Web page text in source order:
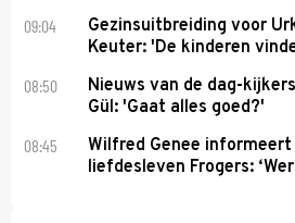
09:04
Gezinsuitbreiding voor
Keuter: 'De kinderen
08:50
Nieuws van de dag-
Gül: 'Gaat alles goed?'
08:45
Wilfred Genee informeert
liefdesleven Frogers: